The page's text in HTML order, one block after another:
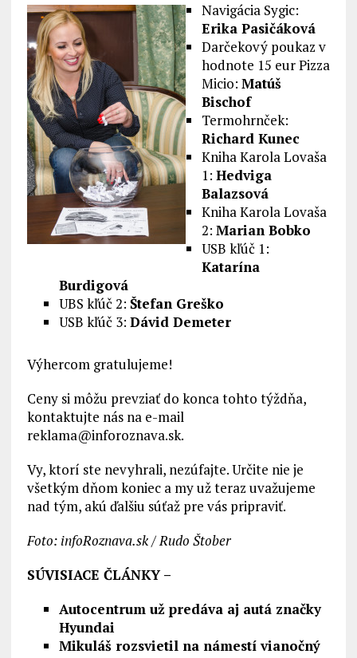
Navigácia Sygic:
Erika Pasičáková
Darčekový poukaz v
hodnote 15 eur Pizza
Micio: Matúš
Bischof
Termohrnček:
Richard Kunec
Kniha Karola Lovaša
1: Hedviga
Balazsová
Kniha Karola Lovaša
2: Marian Bobko
USB kľúč 1:
Katarína
Burdigová
UBS kľúč 2: Štefan Greško
USB kľúč 3: Dávid Demeter
Výhercom gratulujeme!
Ceny si môžu prevziať do konca tohto týždňa,
kontaktujte nás na e-mail
reklama@inforoznava.sk.
Vy, ktorí ste nevyhrali, nezúfajte. Určite nie je
všetkým dňom koniec a my už teraz uvažujeme
nad tým, akú ďalšiu súťaž pre vás pripraviť.
Foto: infoRoznava.sk / Rudo Štober
SÚVISIACE ČLÁNKY –
Autocentrum už predáva aj autá značky
Hyundai
Mikuláš rozsvietil na námestí vianočný